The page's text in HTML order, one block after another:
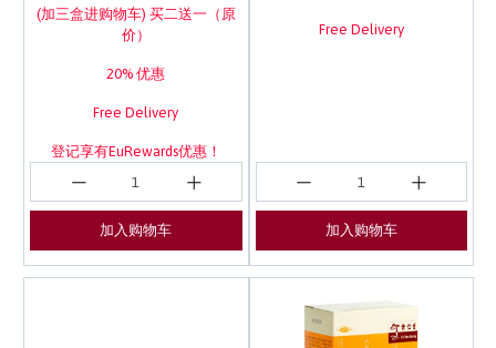
(加三盒进购物车) 买二送一（原
价）
20% 优惠
Free Delivery
登记享有EuRewards优惠！
加入购物车
Free Delivery
加入购物车